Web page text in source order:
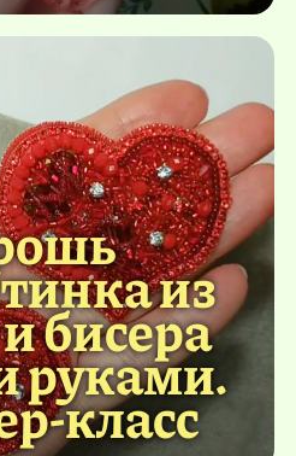
из
бисера
руками.
класс